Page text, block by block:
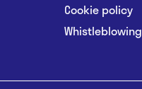
Cookie policy
Whistleblowing